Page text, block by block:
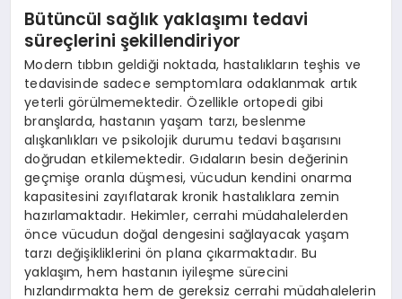
Bütüncül sağlık yaklaşımı tedavi
süreçlerini şekillendiriyor
Modern tıbbın geldiği noktada, hastalıkların teşhis ve
tedavisinde sadece semptomlara odaklanmak artık
yeterli görülmemektedir. Özellikle ortopedi gibi
branşlarda, hastanın yaşam tarzı, beslenme
alışkanlıkları ve psikolojik durumu tedavi başarısını
doğrudan etkilemektedir. Gıdaların besin değerinin
geçmişe oranla düşmesi, vücudun kendini onarma
kapasitesini zayıflatarak kronik hastalıklara zemin
hazırlamaktadır. Hekimler, cerrahi müdahalelerden
önce vücudun doğal dengesini sağlayacak yaşam
tarzı değişikliklerini ön plana çıkarmaktadır. Bu
yaklaşım, hem hastanın iyileşme sürecini
hızlandırmakta hem de gereksiz cerrahi müdahalelerin